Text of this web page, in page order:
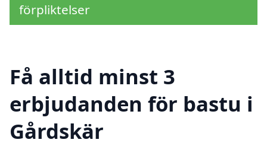
förpliktelser
Få alltid minst 3
erbjudanden för bastu i
Gårdskär